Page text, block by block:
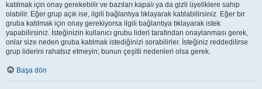
katılmak için onay gerekebilir ve bazıları kapalı ya da gizli üyeliklere sahip
olabilir. Eğer grup açık ise, ilgili bağlantıya tıklayarak katılabilirsiniz. Eğer bir
gruba katılmak için onay gerekiyorsa ilgili bağlantıya tıklayarak istek
yapabilirsiniz. İsteğinizin kullanıcı grubu lideri tarafından onaylanması gerek,
onlar size neden gruba katılmak istediğinizi sorabilirler. İsteğiniz reddedilirse
grup liderini rahatsız etmeyin; bunun çeşitli nedenleri olsa gerek.
Başa dön